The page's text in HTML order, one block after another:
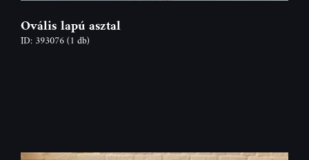
Ovális lapú asztal
ID: 393076(1 db)